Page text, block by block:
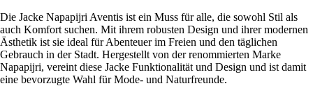
Die Jacke Napapijri Aventis ist ein Muss für alle, die sowohl Stil als
auch Komfort suchen. Mit ihrem robusten Design und ihrer modernen
Ästhetik ist sie ideal für Abenteuer im Freien und den täglichen
Gebrauch in der Stadt. Hergestellt von der renommierten Marke
Napapijri, vereint diese Jacke Funktionalität und Design und ist damit
eine bevorzugte Wahl für Mode- und Naturfreunde.